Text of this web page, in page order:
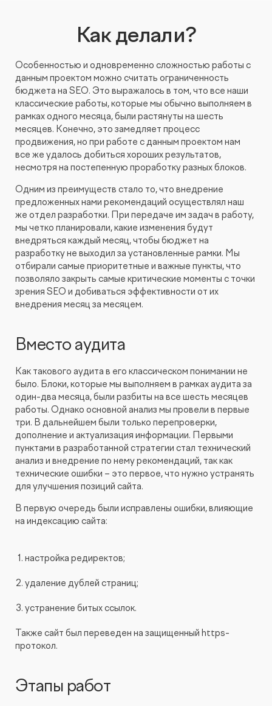
UX-тестирование интернет-магазинов, сайтов
и приложений с респондентами
Глубинные интервью с аудиторией
Создание AI-креативов
Правовой аудит сайта
Интеграция и поддержка умного поиска SearchBooster
Настройка Битрикс24
Видеопродакшн
ПРЕДЛОЖЕНИЕ ДЛЯ
СЛОВАРЬ ТЕРМИНОВ
РЕФЕРАЛЬНАЯ ПРОГРАММА
Как делали?
Особенностью и одновременно сложностью работы с
данным проектом можно считать ограниченность
бюджета на SEO. Это выражалось в том, что все наши
классические работы, которые мы обычно выполняем в
рамках одного месяца, были растянуты на шесть
месяцев. Конечно, это замедляет процесс
продвижения, но при работе с данным проектом нам
все же удалось добиться хороших результатов,
несмотря на постепенную проработку разных блоков.
Одним из преимуществ стало то, что внедрение
предложенных нами рекомендаций осуществлял наш
же отдел разработки. При передаче им задач в работу,
мы четко планировали, какие изменения будут
внедряться каждый месяц, чтобы бюджет на
разработку не выходил за установленные рамки. Мы
отбирали самые приоритетные и важные пункты, что
позволяло закрыть самые критические моменты с точки
зрения SEO и добиваться эффективности от их
внедрения месяц за месяцем.
Вместо аудита
Как такового аудита в его классическом понимании не
было. Блоки, которые мы выполняем в рамках аудита за
один-два месяца, были разбиты на все шесть месяцев
работы. Однако основной анализ мы провели в первые
три. В дальнейшем были только перепроверки,
дополнение и актуализация информации. Первыми
пунктами в разработанной стратегии стал технический
анализ и внедрение по нему рекомендаций, так как
технические ошибки – это первое, что нужно устранять
для улучшения позиций сайта.
В первую очередь были исправлены ошибки, влияющие
на индексацию сайта:
настройка редиректов;
удаление дублей страниц;
устранение битых ссылок.
Также сайт был переведен на защищенный https-
протокол.
Этапы работ